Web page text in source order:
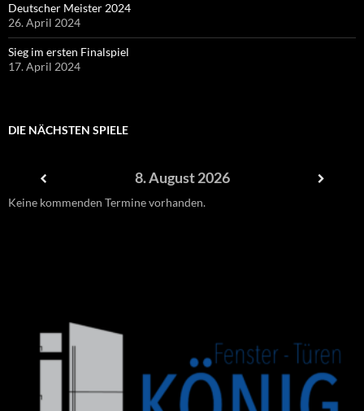
Deutscher Meister 2024
26. April 2024
Sieg im ersten Finalspiel
17. April 2024
DIE NÄCHSTEN SPIELE
8. August 2026
Keine kommenden Termine vorhanden.